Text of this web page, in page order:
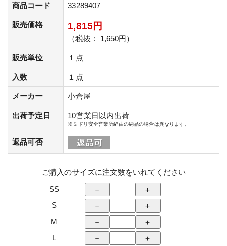
商品コード 33289407
販売価格 1,815円
（税抜： 1,650円）
販売単位 １点
入数 １点
メーカー 小倉屋
出荷予定日 10営業日以内出荷
※ミドリ安全営業所経由の納品の場合は異なります。
返品可否
ご購入のサイズに注文数をいれてください
SS
S
M
L